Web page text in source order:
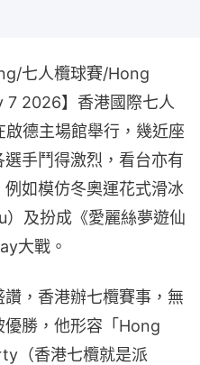
七人欖球賽/Hong
2026】香港國際七人
德主場館舉行，幾近座
手鬥得激烈，看台亦有
如模仿冬奧運花式滑冰
及扮成《愛麗絲夢遊仙
大戰。
，香港辦七欖賽事，無
勝，他形容「Hong
（香港七欖就是派